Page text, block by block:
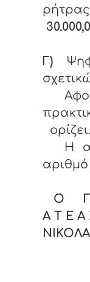
Γ)
ορίζει.
Η
αριθμό
Ο Π
Α Τ Ε